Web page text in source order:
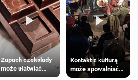
Zapach czekolady
może ułatwiać
trening siłowy
Kontakt z kulturą
może spowalniać
starzenie